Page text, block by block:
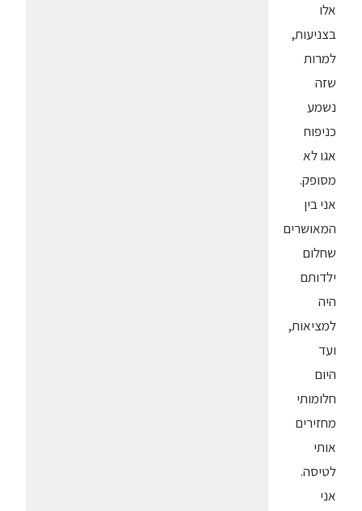
אלו
בצניעות,
למרות
שזה
נשמע
כניפוח
אגו לא
מסופק.
אני בין
המאושרים
שחלום
ילדותם
היה
למציאות,
ועד
היום
חלומותי
מחזירים
אותי
לטיסה.
אני